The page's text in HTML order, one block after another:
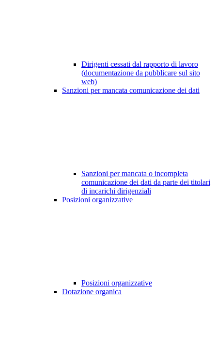
Dirigenti cessati dal rapporto di lavoro
(documentazione da pubblicare sul sito
web)
Sanzioni per mancata comunicazione dei dati
Sanzioni per mancata o incompleta
comunicazione dei dati da parte dei titolari
di incarichi dirigenziali
Posizioni organizzative
Posizioni organizzative
Dotazione organica